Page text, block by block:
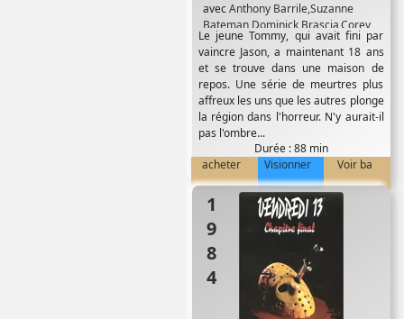
avecAnthony Barrile,Suzanne
Bateman,Dominick Brascia,Corey
Feldman,John Shepherd,Ted White
Le jeune Tommy, qui avait fini par
vaincre Jason, a maintenant 18 ans
et se trouve dans une maison de
repos. Une série de meurtres plus
affreux les uns que les autres plonge
la région dans l'horreur. N'y aurait-il
pas l'ombre...
Durée : 88 min
acheter
Visionner Voir ba
1984